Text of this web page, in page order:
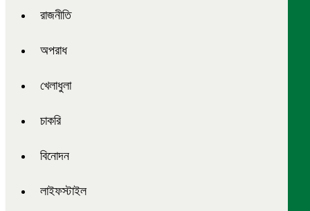
রাজনীতি
অপরাধ
খেলাধুলা
চাকরি
বিনোদন
লাইফস্টাইল